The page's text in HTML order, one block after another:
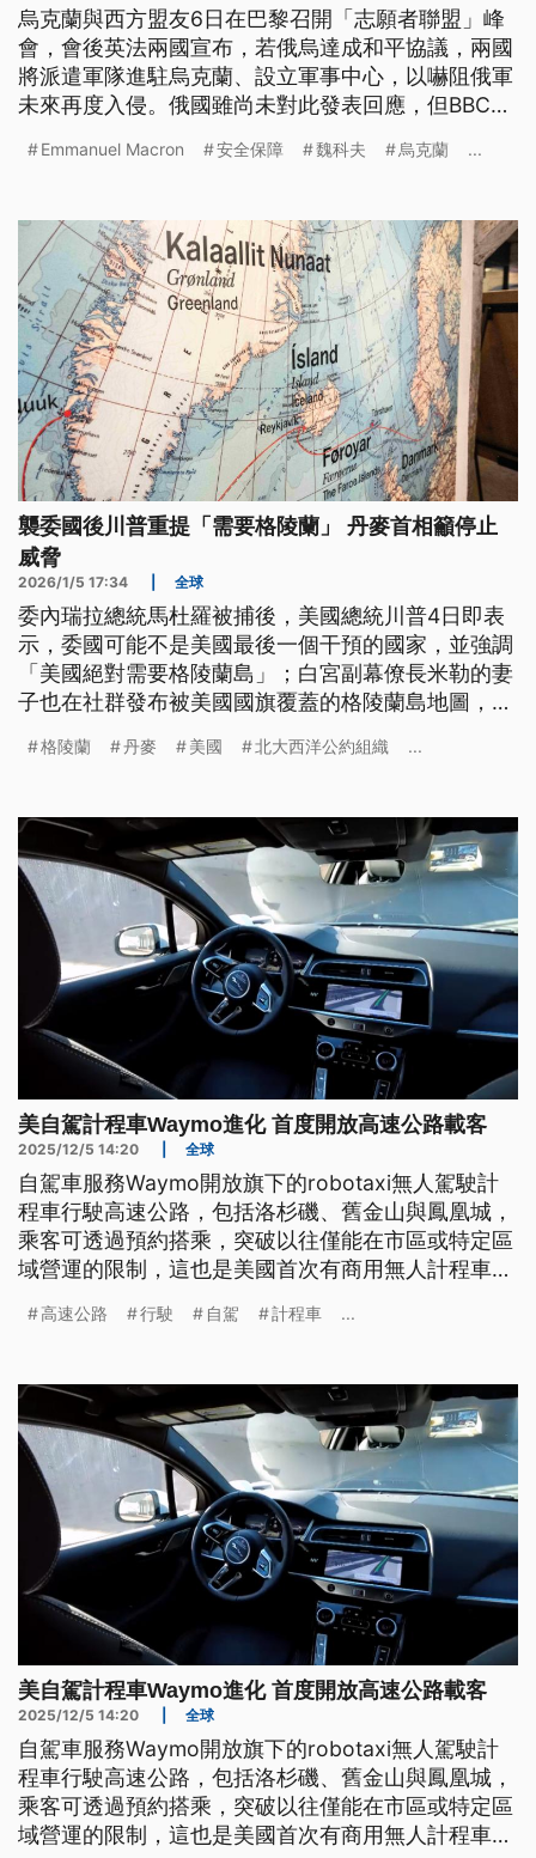
烏克蘭與西方盟友6日在巴黎召開「志願者聯盟」峰
會，會後英法兩國宣布，若俄烏達成和平協議，兩國
將派遣軍隊進駐烏克蘭、設立軍事中心，以嚇阻俄軍
未來再度入侵。俄國雖尚未對此發表回應，但BBC等
Emmanuel Macron 安全保障 魏科夫 烏克蘭 ...
襲委國後川普重提「需要格陵蘭」 丹麥首相籲停止
威脅
2026/1/5 17:34 全球
委內瑞拉總統馬杜羅被捕後，美國總統川普4日即表
示，委國可能不是美國最後一個干預的國家，並強調
「美國絕對需要格陵蘭島」；白宮副幕僚長米勒的妻
子也在社群發布被美國國旗覆蓋的格陵蘭島地圖，並
格陵蘭，呼籲川普停止威脅接管。
格陵蘭 丹麥 美國 北大西洋公約組織 ...
美自駕計程車Waymo進化 首度開放高速公路載客
2025/12/5 14:20 全球
自駕車服務Waymo開放旗下的robotaxi無人駕駛計
程車行駛高速公路，包括洛杉磯、舊金山與鳳凰城，
乘客可透過預約搭乘，突破以往僅能在市區或特定區
域營運的限制，這也是美國首次有商用無人計程車，
高速公路 行駛 自駕 計程車 ...
美自駕計程車Waymo進化 首度開放高速公路載客
2025/12/5 14:20 全球
自駕車服務Waymo開放旗下的robotaxi無人駕駛計
程車行駛高速公路，包括洛杉磯、舊金山與鳳凰城，
乘客可透過預約搭乘，突破以往僅能在市區或特定區
域營運的限制，這也是美國首次有商用無人計程車，